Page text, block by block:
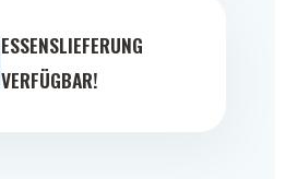
ESSENSLIEFERUNG
VERFÜGBAR!